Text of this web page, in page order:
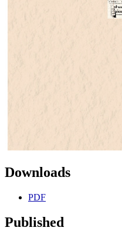
Downloads
PDF
Published